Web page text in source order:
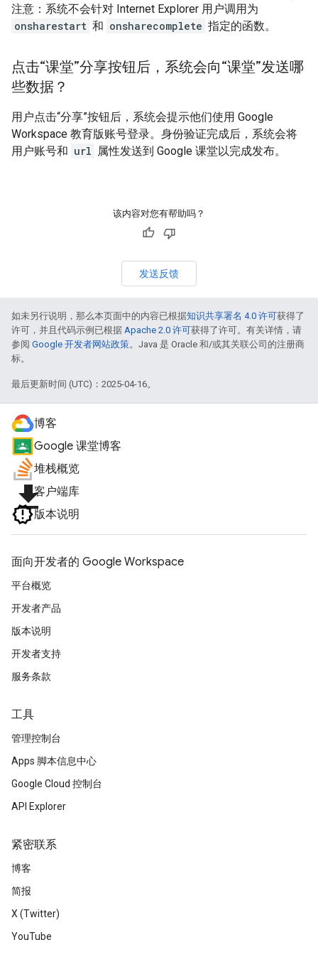
注意：系统不会针对 Internet Explorer 用户调用为
onsharestart 和 onsharecomplete 指定的函数。
点击“课堂”分享按钮后，系统会向“课堂”发送哪
些数据？
用户点击“分享”按钮后，系统会提示他们使用 Google
Workspace 教育版账号登录。身份验证完成后，系统会将
用户账号和 url 属性发送到 Google 课堂以完成发布。
该内容对您有帮助吗？
发送反馈
如未另行说明，那么本页面中的内容已根据知识共享署名 4.0 许可获得了
许可，并且代码示例已根据 Apache 2.0 许可获得了许可。有关详情，请
参阅 Google 开发者网站政策。Java 是 Oracle 和/或其关联公司的注册商
标。
最后更新时间 (UTC)：2025-04-16。
博客
Google 课堂博客
堆栈概览
file_download客户端库
版本说明
面向开发者的 Google Workspace
平台概览
开发者产品
版本说明
开发者支持
服务条款
工具
管理控制台
Apps 脚本信息中心
Google Cloud 控制台
API Explorer
紧密联系
博客
简报
X (Twitter)
YouTube